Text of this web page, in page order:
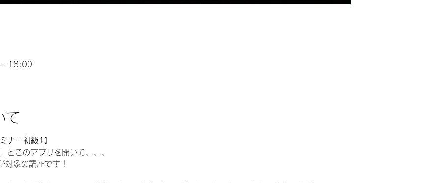
18:00
て
ナー初級1】
とこのアプリを開いて、、、
対象の講座です！